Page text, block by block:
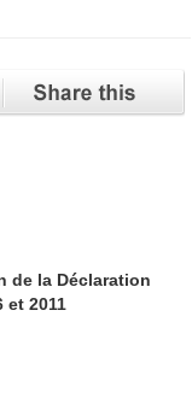
de la Déclaration
et 2011